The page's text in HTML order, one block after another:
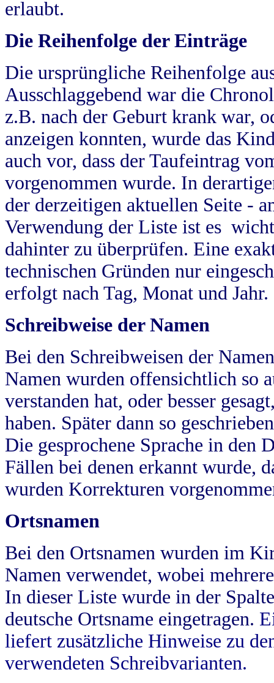
erlaubt.
Die Reihenfolge der Einträge
Die ursprüngliche Reihenfolge
Ausschlaggebend war die
z.B. nach der Geburt krank war,
anzeigen konnten, wurde das
auch vor, dass der Taufeintrag
vorgenommen wurde. In
der derzeitigen aktuellen Seite -
Verwendung der Liste ist es
dahinter zu überprüfen. Eine
technischen Gründen nur
erfolgt nach Tag, Monat und Jahr.
Schreibweise der Namen
Bei den Schreibweisen der
Namen wurden offensichtlich so
verstanden hat, oder besser
haben. Später dann so
Die gesprochene Sprache in
Fällen bei denen erkannt wurde,
wurden Korrekturen
Ortsnamen
Bei den Ortsnamen wurden im
Namen verwendet, wobei
In dieser Liste wurde in der
deutsche Ortsname eingetragen.
liefert zusätzliche Hinweise zu
verwendeten Schreibvarianten.